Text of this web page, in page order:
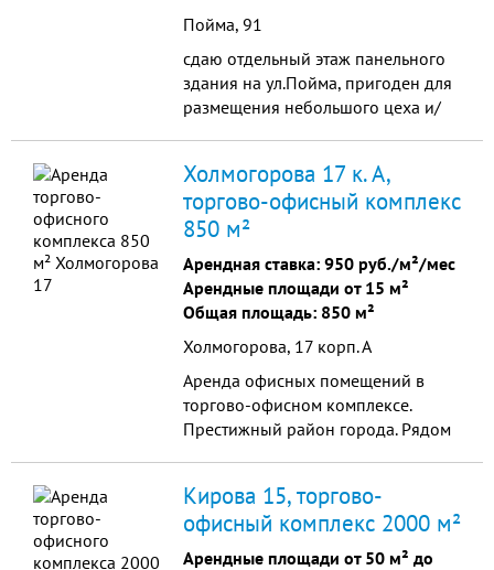
Пойма, 91
сдаю отдельный этаж панельного
здания на ул.Пойма, пригоден для
размещения небольшого цеха и/
Холмогорова 17 к. А,
торгово-офисный комплекс
850 м²
Арендная ставка: 950 руб./м²/мес
Арендные площади от 15 м²
Общая площадь: 850 м²
Холмогорова, 17 корп. А
Аренда офисных помещений в
торгово-офисном комплексе.
Престижный район города. Рядом
(Холмогорова 17).
Кирова 15, торгово-
офисный комплекс 2000 м²
Арендные площади от 50 м² до